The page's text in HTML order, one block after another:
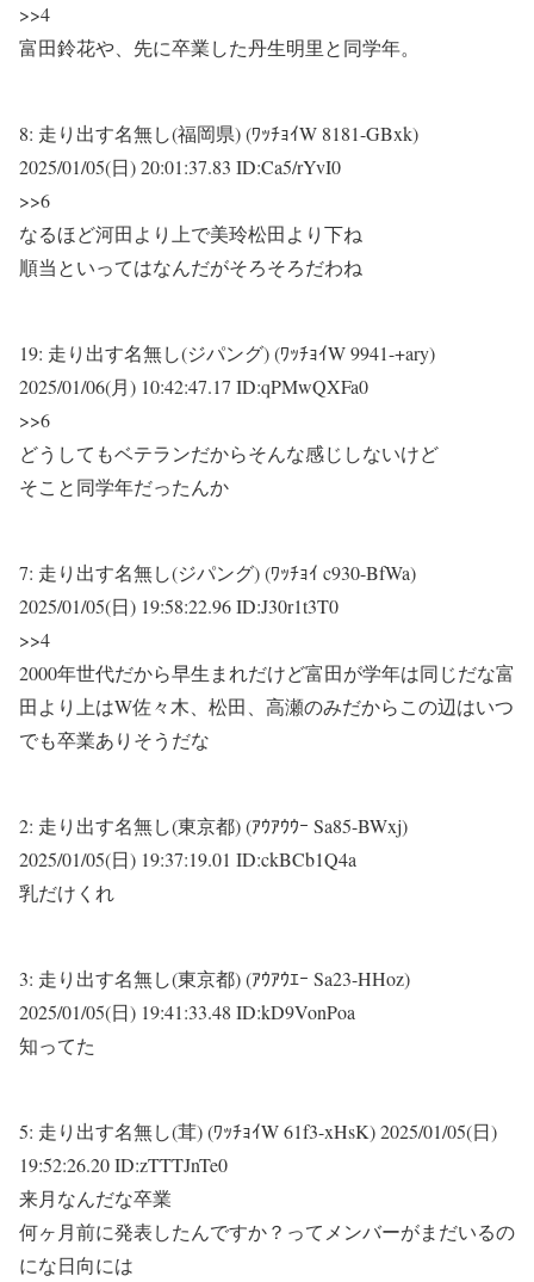
>>4
富田鈴花や、先に卒業した丹生明里と同学年。
8: 走り出す名無し(福岡県) (ﾜｯﾁｮｲW 8181-GBxk)
2025/01/05(日) 20:01:37.83 ID:Ca5/rYvI0
>>6
なるほど河田より上で美玲松田より下ね
順当といってはなんだがそろそろだわね
19: 走り出す名無し(ジパング) (ﾜｯﾁｮｲW 9941-+ary)
2025/01/06(月) 10:42:47.17 ID:qPMwQXFa0
>>6
どうしてもベテランだからそんな感じしないけど
そこと同学年だったんか
7: 走り出す名無し(ジパング) (ﾜｯﾁｮｲ c930-BfWa)
2025/01/05(日) 19:58:22.96 ID:J30r1t3T0
>>4
2000年世代だから早生まれだけど富田が学年は同じだな富
田より上はW佐々木、松田、高瀬のみだからこの辺はいつ
でも卒業ありそうだな
2: 走り出す名無し(東京都) (ｱｳｱｳｳｰ Sa85-BWxj)
2025/01/05(日) 19:37:19.01 ID:ckBCb1Q4a
乳だけくれ
3: 走り出す名無し(東京都) (ｱｳｱｳｴｰ Sa23-HHoz)
2025/01/05(日) 19:41:33.48 ID:kD9VonPoa
知ってた
5: 走り出す名無し(茸) (ﾜｯﾁｮｲW 61f3-xHsK)2025/01/05(日)
19:52:26.20 ID:zTTTJnTe0
来月なんだな卒業
何ヶ月前に発表したんですか？ってメンバーがまだいるの
にな日向には